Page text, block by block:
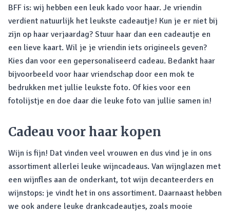
BFF is: wij hebben een leuk kado voor haar. Je vriendin
verdient natuurlijk het leukste cadeautje! Kun je er niet bij
zijn op haar verjaardag? Stuur haar dan een cadeautje en
een lieve kaart. Wil je je vriendin iets origineels geven?
Kies dan voor een gepersonaliseerd cadeau. Bedankt haar
bijvoorbeeld voor haar vriendschap door een mok te
bedrukken met jullie leukste foto. Of kies voor een
fotolijstje en doe daar die leuke foto van jullie samen in!
Cadeau voor haar kopen
Wijn is fijn! Dat vinden veel vrouwen en dus vind je in ons
assortiment allerlei leuke wijncadeaus. Van wijnglazen met
een wijnfles aan de onderkant, tot wijn decanteerders en
wijnstops: je vindt het in ons assortiment. Daarnaast hebben
we ook andere leuke drankcadeautjes, zoals mooie